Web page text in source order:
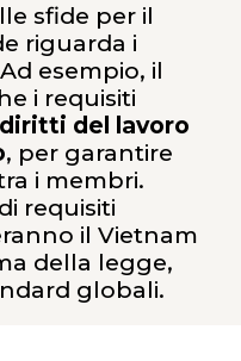
sfide per il
riguarda i
esempio, il
i requisiti
diritti del lavoro
, per garantire
i membri.
requisiti
il Vietnam
della legge,
globali.